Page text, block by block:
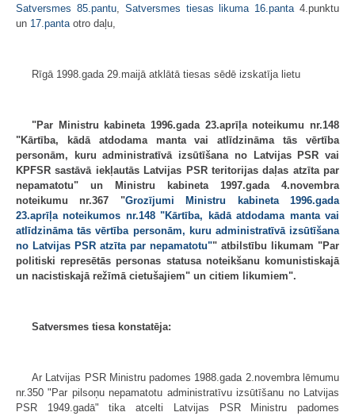
Satversmes 85.pantu, Satversmes tiesas likuma 16.panta4.punktu
un 17.pantaotro daļu,
Rīgā 1998.gada 29.maijā atklātā tiesas sēdē izskatīja lietu
"Par Ministru kabineta 1996.gada 23.aprīļa noteikumu nr.148
"Kārtība, kādā atdodama manta vai atlīdzināma tās vērtība
personām, kuru administratīvā izsūtīšana no Latvijas PSR vai
KPFSR sastāvā iekļautās Latvijas PSR teritorijas daļas atzīta par
nepamatotu" un Ministru kabineta 1997.gada 4.novembra
noteikumu nr.367 "Grozījumi Ministru kabineta 1996.gada
23.aprīļa noteikumos nr.148 "Kārtība, kādā atdodama manta vai
atlīdzināma tās vērtība personām, kuru administratīvā izsūtīšana
no Latvijas PSR atzīta par nepamatotu"" atbilstību likumam "Par
politiski represētās personas statusa noteikšanu komunistiskajā
un nacistiskajā režīmā cietušajiem" un citiem likumiem".
Satversmes tiesa konstatēja:
Ar Latvijas PSR Ministru padomes 1988.gada 2.novembra lēmumu
nr.350 "Par pilsoņu nepamatotu administratīvu izsūtīšanu no Latvijas
PSR 1949.gadā" tika atcelti Latvijas PSR Ministru padomes